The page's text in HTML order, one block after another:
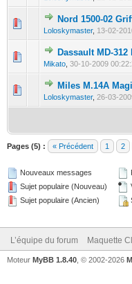
Nord 1500-02
Loloskymaster, 13-02-
0 Votes - 0
Dassault MD-
Mikato 30-10-2009
0 Votes - 0
Miles M.14A
Loloskymaster, 26-03-
0 Votes - 0
Pages (5) : « Précédent 1 2
Nouveaux messages
Sujet populaire (Nouveau)
Sujet populaire (Ancien)
L’équipe du forum Maquette
Moteur MyBB 1.8.40 , © 2002-2026